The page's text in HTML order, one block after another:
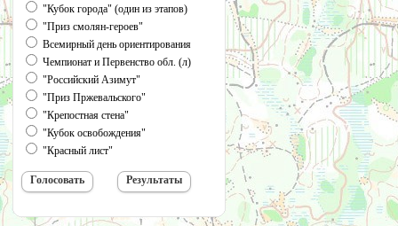
"Кубок города" (один из этапов)
"Приз смолян-героев"
Всемирный день ориентирования
Чемпионат и Первенство обл. (л)
"Российский Азимут"
"Приз Пржевальского"
"Крепостная стена"
"Кубок освобождения"
"Красный лист"